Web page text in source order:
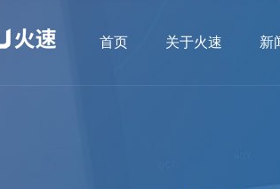
首页 关于火速 新